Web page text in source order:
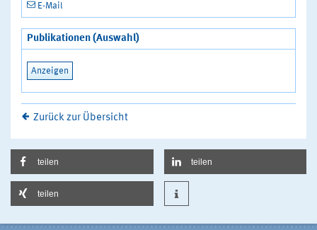
E-Mail
Publikationen (Auswahl)
Anzeigen
Zurück zur Übersicht
teilen teilen
teilen